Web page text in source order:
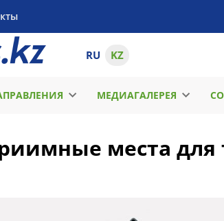
RU KZ
МЕДИАГАЛЕРЕЯ
места для